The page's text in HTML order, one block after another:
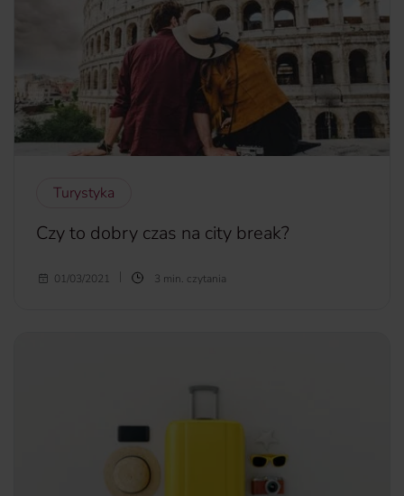
Turystyka
Czy to dobry czas na city break?
Przypominamy: w dawnych czasach przed pandemią
01/03/2021 3 min. czytania